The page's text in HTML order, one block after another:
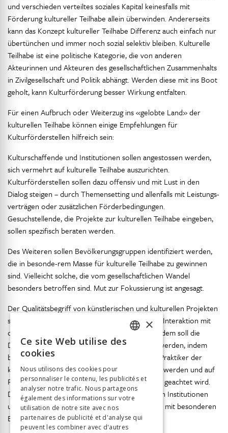
und verschieden verteiltes soziales Kapital keinesfalls mit
Förderung kultureller Teilhabe allein überwinden. Andererseits
kann das Konzept kultureller Teilhabe Differenz auch einfach nur
übertünchen und immer noch sozial selektiv bleiben. Kulturelle
Teilhabe ist eine politische Kategorie, die von anderen
Akteurinnen und Akteuren des gesellschaftlichen Zusammenhalts
in Zivilgesellschaft und Politik abhängt. Werden diese mit ins Boot
geholt, kann Kulturförderung besser Wirkung entfalten.
Für einen Aufbruch oder Weiterzug ins «gelobte Land» der
kulturellen Teilhabe können einige Empfehlungen für
Kulturförderstellen hilfreich sein:
Kulturschaffende und Institutionen sollen angestossen werden,
sich vermehrt auf kulturelle Teilhabe auszurichten.
Kulturförderstellen sollen dazu offensiv und mit Lust in den
Dialog steigen – durch Themensetting und allenfalls mit Leistungs-
verträgen oder zusätzlichen Förderbedingungen.
Gesuchstellende, die Projekte zur kulturellen Teilhabe eingeben,
sollen spezifisch beraten werden.
Des Weiteren sollen Bevölkerungsgruppen identifiziert werden,
die in besonde-rem Masse für kulturelle Teilhabe zu gewinnen
sind. Vielleicht solche, die vom gesellschaftlichen Wandel
besonders betroffen sind. Mut zur Fokussierung ist angesagt.
Der Qualitätsbegriff von künstlerischen und kulturellen Projekten
soll um den Einbezug von Prozessqualität in der Interaktion mit
dem anvisierten Publikum erweitert werden. Zudem soll die
Diversität in den Beurteilungsgremien gestärkt werden, indem
beispielsweise erfolgreiche Praktikerinnen und Praktiker der
kulturellen und sozialen Teilhabe miteinbezogen werden und auf
Repräsentanz des inten-dierten Kulturpublikums geachtet wird.
Dabei sind auch Schnittstellen zu soziokulturellen Institutionen
und solchen, die sich bei den Anspruchsgruppen mit besonderen
Bedürfnissen auskennen, zu pflegen.
ITALIAN
×
Ce site Web utilise des
cookies
Nous utilisons des cookies pour
personnaliser le contenu, les publicités et
analyser notre trafic. Nous partageons
également des informations sur votre
utilisation de notre site avec nos
partenaires de publicité et d'analyse qui
peuvent les combiner avec d'autres